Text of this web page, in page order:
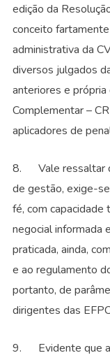
edição da
conceito
administrativa da
diversos julgados
anteriores e própria
Complementar –
aplicadores de
8. Vale ressaltar
de gestão, exige-
fé, com capacidade
negocial informada
praticada, ainda,
e ao regulamento
portanto, de
dirigentes das
9. Evidente que a